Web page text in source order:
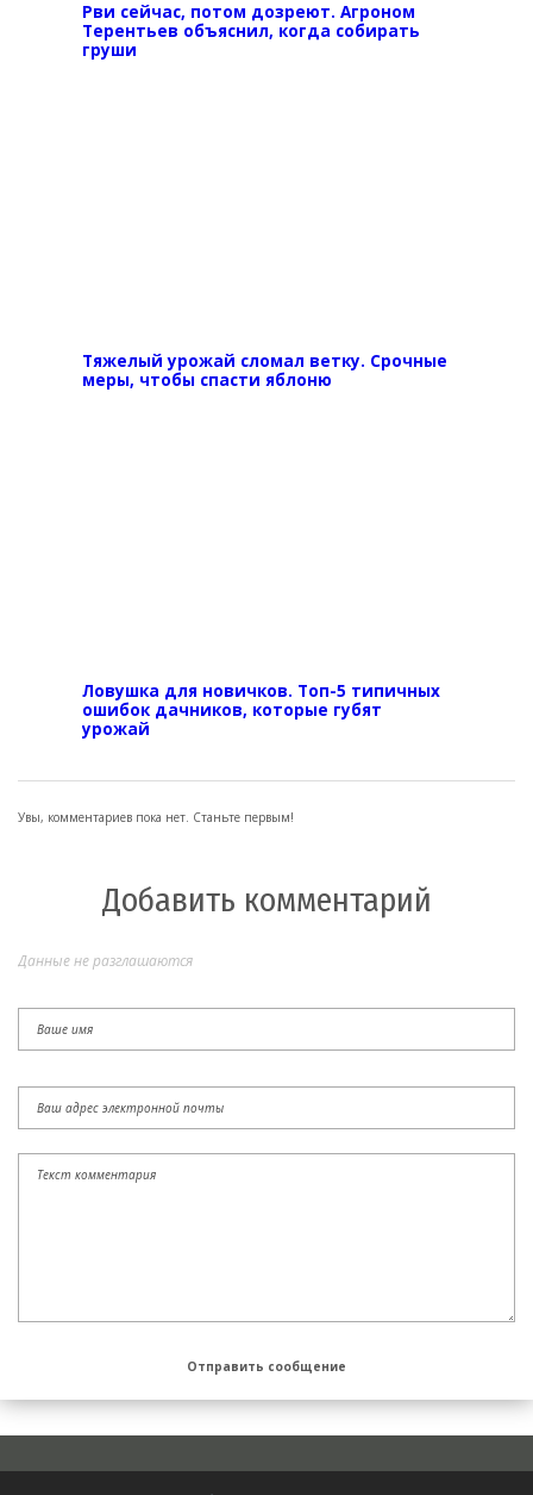
Рви сейчас, потом дозреют. Агроном
Терентьев объяснил, когда собирать
груши
Тяжелый урожай сломал ветку. Срочные
меры, чтобы спасти яблоню
Ловушка для новичков. Топ-5 типичных
ошибок дачников, которые губят
урожай
Увы, комментариев пока нет. Станьте первым!
Добавить комментарий
Данные не разглашаются